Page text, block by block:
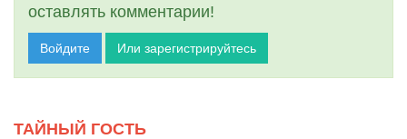
оставлять комментарии!
Войдите Или зарегистрируйтесь
ТАЙНЫЙ ГОСТЬ